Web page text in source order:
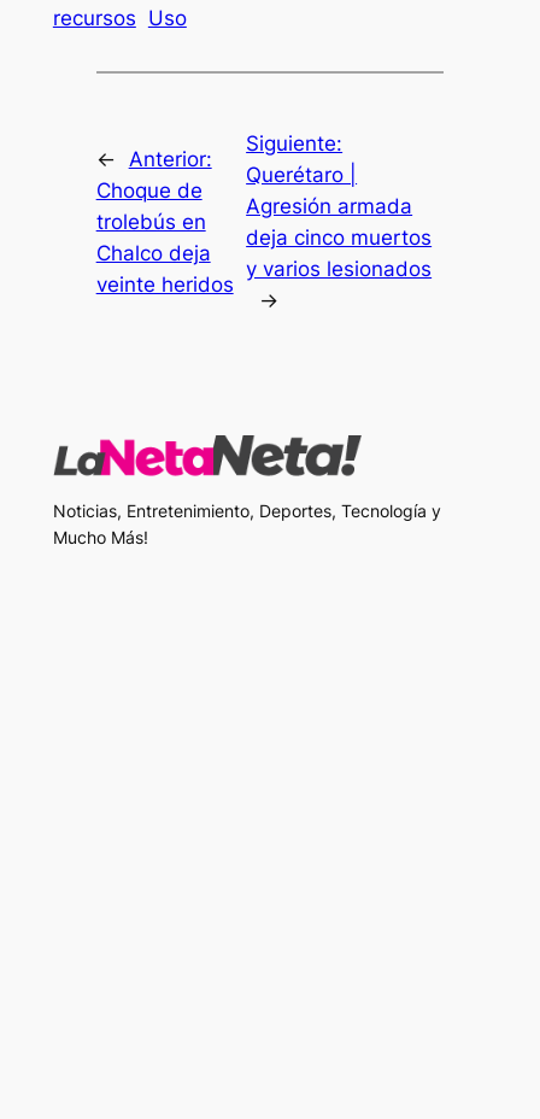
recursos Uso
←
Anterior:
Choque de
trolebús en
Chalco deja
veinte heridos
Siguiente:
Querétaro |
Agresión armada
deja cinco muertos
y varios lesionados
→
Noticias, Entretenimiento, Deportes, Tecnología y
Mucho Más!